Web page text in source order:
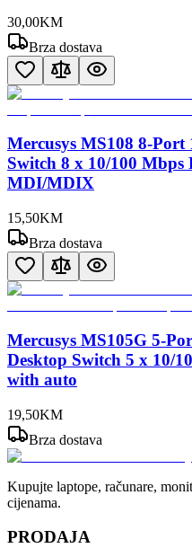
30,00KM
Brza dostava
Mercusys MS108 8-Port
Switch 8 x 10/100
MDI/MDIX
15,50KM
Brza dostava
Mercusys MS105G 5-
Desktop Switch 5 x 10/
with auto
19,50KM
Brza dostava
Kupujte laptope, računare,
cijenama.
PRODAJA